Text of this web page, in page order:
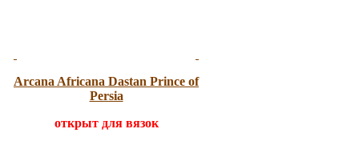
Arcana Africana Dastan Prince of
Persia
открыт для вязок